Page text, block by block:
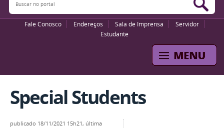
Fale Conosco Endereços Sala de Imprensa
Servidor
Estudante
Special Students
publicado 18/11/2021 15h21, última